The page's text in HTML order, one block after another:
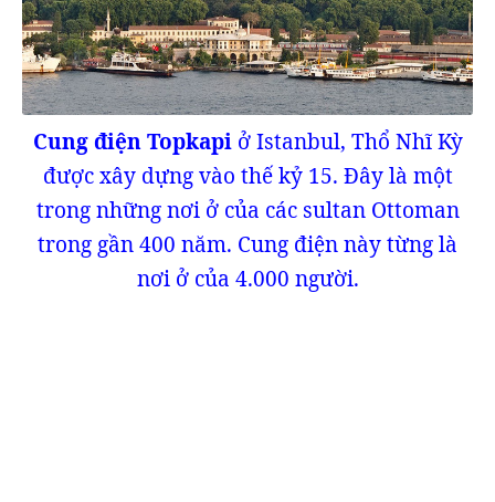
Cung điện Topkapiở Istanbul, Thổ Nhĩ Kỳ
được xây dựng vào thế kỷ 15. Đây là một
trong những nơi ở của các sultan Ottoman
trong gần 400 năm. Cung điện này từng là
nơi ở của 4.000 người.